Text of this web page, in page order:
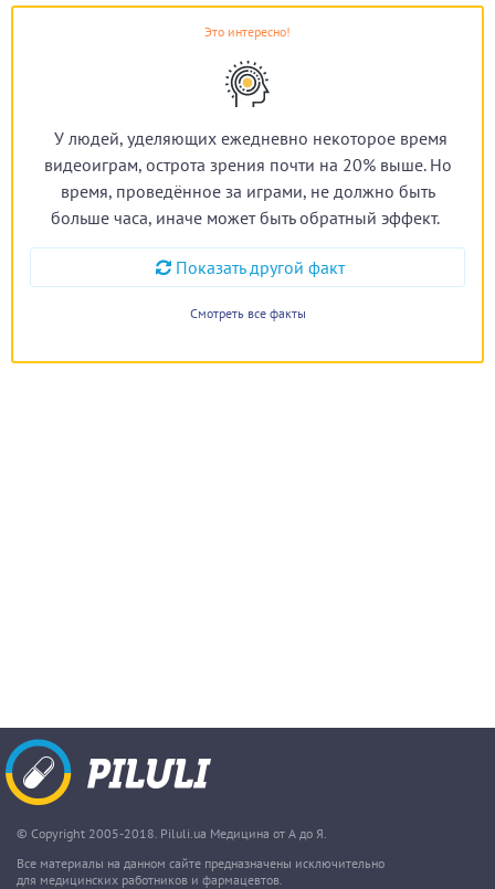
Это интересно!
У людей, уделяющих ежедневно некоторое время
видеоиграм, острота зрения почти на 20% выше. Но
время, проведённое за играми, не должно быть
больше часа, иначе может быть обратный эффект.
Показать другой факт
Смотреть все факты
© Copyright 2005-2018. Piluli.ua Медицина от А до Я.
Все материалы на данном сайте предназначены исключительно
для медицинских работников и фармацевтов.